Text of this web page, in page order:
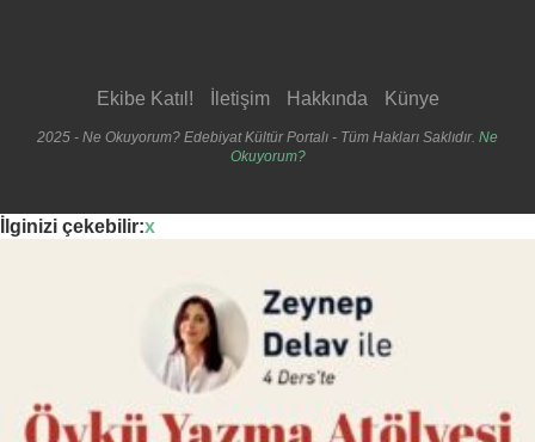
Ekibe Katıl! İletişim Hakkında Künye
2025 - Ne Okuyorum? Edebiyat Kültür Portalı - Tüm Hakları Saklıdır. Ne
Okuyorum?
İlginizi çekebilir:x